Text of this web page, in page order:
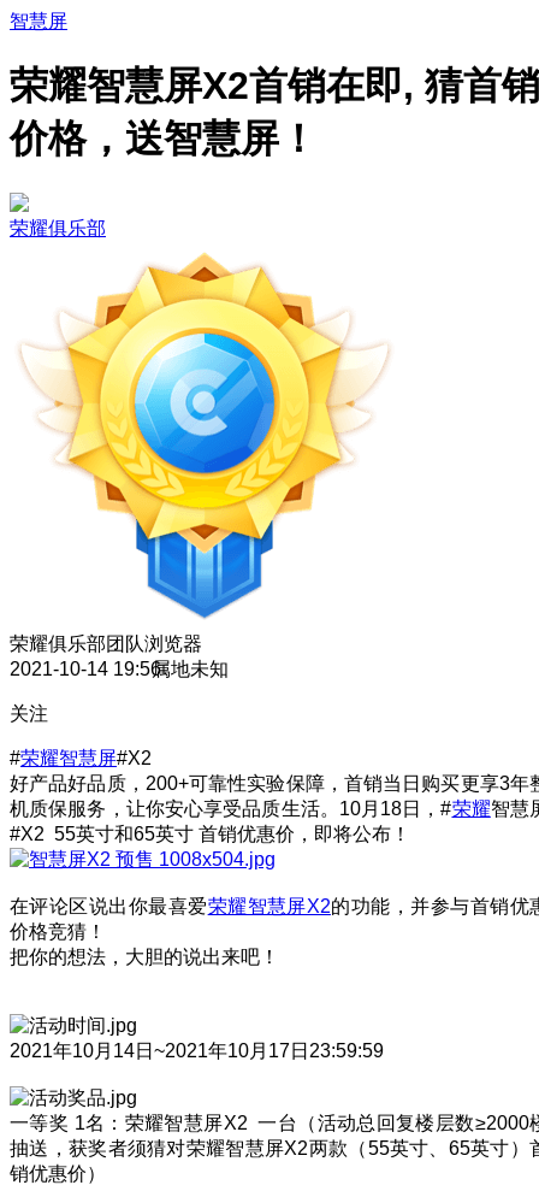
智慧屏
荣耀智慧屏X2首销在即, 猜首销
价格，送智慧屏！
荣耀俱乐部
荣耀俱乐部团队浏览器
2021-10-14 19:56属地未知
关注
#荣耀智慧屏#X2
好产品好品质，200+可靠性实验保障，首销当日购买更享3年
机质保服务，让你安心享受品质生活。10月18日，#荣耀智慧
#X2 55英寸和65英寸 首销优惠价，即将公布！
在评论区说出你最喜爱荣耀智慧屏X2的功能，并参与首销优
价格竞猜！
把你的想法，大胆的说出来吧！
2021年10月14日~2021年10月17日23:59:59
一等奖 1名：荣耀智慧屏X2 一台（活动总回复楼层数≥2000
抽送，获奖者须猜对荣耀智慧屏X2两款（55英寸、65英寸）
销优惠价）